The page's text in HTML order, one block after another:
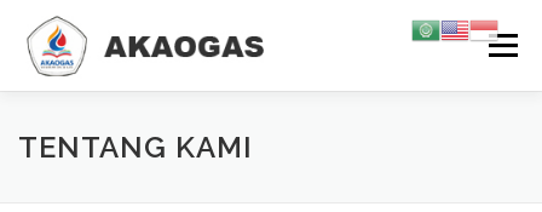
Lompat
konten
Menu
TENTANG KAMI TRAINING & SERTIFIKASI
TENTANG KAMI